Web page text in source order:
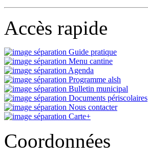
Accès rapide
Guide pratique
Menu cantine
Agenda
Programme alsh
Bulletin municipal
Documents périscolaires
Nous contacter
Carte+
Coordonnées